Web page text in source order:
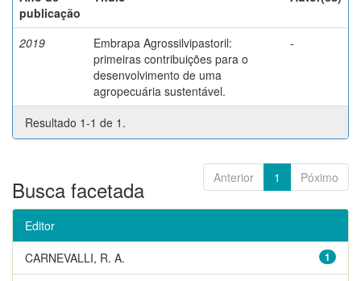
publicação
2019
Embrapa Agrossilvipastoril:
primeiras contribuições para o
desenvolvimento de uma
agropecuária sustentável.
-
Resultado 1-1 de 1.
Anterior 1 Póximo
Busca facetada
Editor
1
CARNEVALLI, R. A.